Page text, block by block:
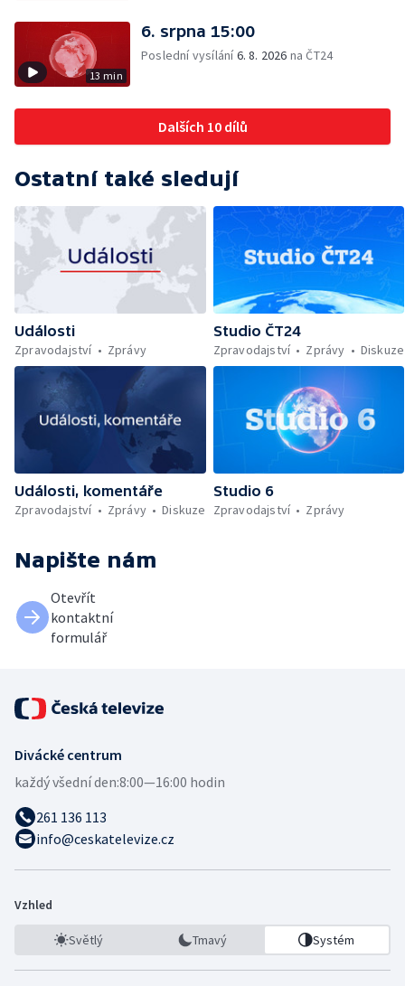
13 min
6. srpna 15:00
Poslední vysílání6. 8. 2026 na ČT24
Dalších 10 dílů
Ostatní také sledují
Události
Zpravodajství
Zprávy
Studio ČT24
Zpravodajství
Zprávy Diskuze
Události, komentáře
Zpravodajství
Zprávy Diskuze
Studio 6
Zpravodajství
Zprávy
Napište nám
Otevřít
kontaktní
formulář
Divácké centrum
každý všední den:8:00—16:00 hodin
261 136 113
info@ceskatelevize.cz
Vzhled
Světlý Tmavý Systém